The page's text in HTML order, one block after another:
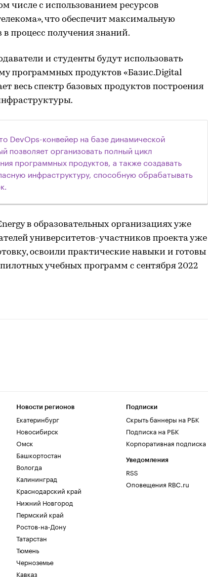
числе с использованием ресурсов
что обеспечит максимальную
в процесс получения знаний.
и студенты будут использовать
программных продуктов «Базис.Digital
весь спектр базовых продуктов построения
DevOps-конвейер на базе динамической
позволяет организовать полный цикл
программных продуктов, а также создавать
инфраструктуру, способную обрабатывать
в образовательных организациях уже
университетов-участников проекта уже
освоили практические навыки и готовы
учебных программ с сентября 2022
Новости регионов
Екатеринбург
Новосибирск
Омск
Башкортостан
Вологда
Калининград
Краснодарский край
Нижний Новгород
Пермский край
Ростов-на-Дону
Татарстан
Тюмень
Черноземье
Кавказ
Подписки
Скрыть баннеры на РБК
Подписка на РБК
Корпоративная подписка
Уведомления
RSS
Оповещения RBC.ru